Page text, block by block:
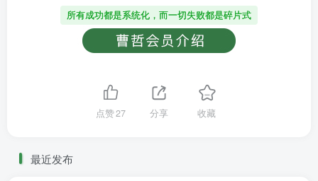
所有成功都是系统化，而一切失败都是碎片式
点赞27 分享 收藏
最近发布